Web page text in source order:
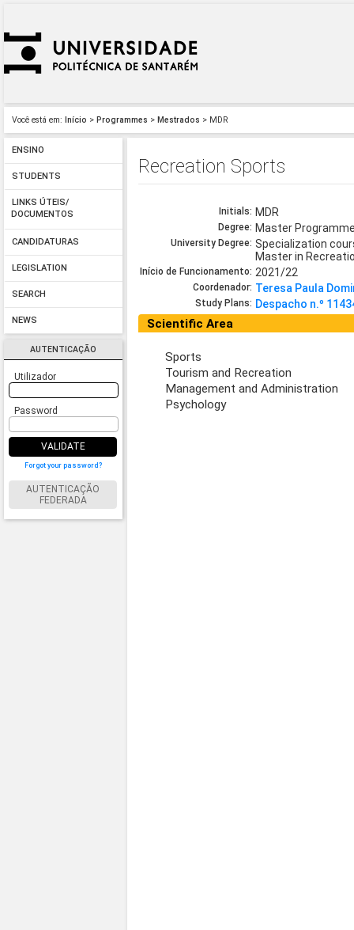
Você está em: Início > Programmes > Mestrados > MDR
ENSINO
STUDENTS
LINKS ÚTEIS/
DOCUMENTOS
CANDIDATURAS
LEGISLATION
SEARCH
NEWS
AUTENTICAÇÃO
Utilizador
Password
VALIDATE
Forgot your password?
AUTENTICAÇÃO
FEDERADA
Recreation Sports
Initials: MDR
Degree: Master
University Degree: Specialization
Master in
Início de Funcionamento: 2021/22
Coordenador: Teresa Paula
Study Plans: Despacho n.º
Scientific Area
Sports
Tourism and Recreation
Management and Administration
Psychology